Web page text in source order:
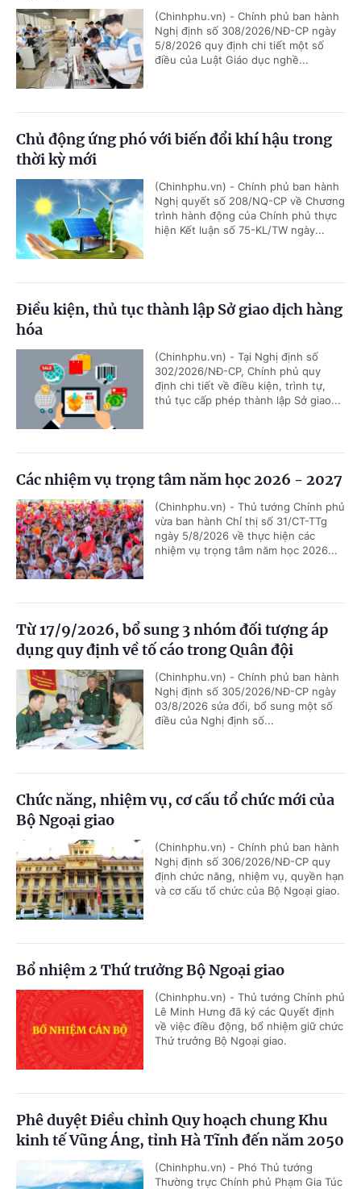
(Chinhphu.vn) - Chính phủ ban hành
Nghị định số 308/2026/NĐ-CP ngày
5/8/2026 quy định chi tiết một số
điều của Luật Giáo dục nghề...
Chủ động ứng phó với biến đổi khí hậu trong
thời kỳ mới
(Chinhphu.vn) - Chính phủ ban hành
Nghị quyết số 208/NQ-CP về Chương
trình hành động của Chính phủ thực
hiện Kết luận số 75-KL/TW ngày...
Điều kiện, thủ tục thành lập Sở giao dịch hàng
hóa
(Chinhphu.vn) - Tại Nghị định số
302/2026/NĐ-CP, Chính phủ quy
định chi tiết về điều kiện, trình tự,
thủ tục cấp phép thành lập Sở giao...
Các nhiệm vụ trọng tâm năm học 2026 - 2027
(Chinhphu.vn) - Thủ tướng Chính phủ
vừa ban hành Chỉ thị số 31/CT-TTg
ngày 5/8/2026 về thực hiện các
nhiệm vụ trọng tâm năm học 2026...
Từ 17/9/2026, bổ sung 3 nhóm đối tượng áp
dụng quy định về tố cáo trong Quân đội
(Chinhphu.vn) - Chính phủ ban hành
Nghị định số 305/2026/NĐ-CP ngày
03/8/2026 sửa đổi, bổ sung một số
điều của Nghị định số...
Chức năng, nhiệm vụ, cơ cấu tổ chức mới của
Bộ Ngoại giao
(Chinhphu.vn) - Chính phủ ban hành
Nghị định số 306/2026/NĐ-CP quy
định chức năng, nhiệm vụ, quyền hạn
và cơ cấu tổ chức của Bộ Ngoại giao.
Bổ nhiệm 2 Thứ trưởng Bộ Ngoại giao
(Chinhphu.vn) - Thủ tướng Chính phủ
Lê Minh Hưng đã ký các Quyết định
về việc điều động, bổ nhiệm giữ chức
Thứ trưởng Bộ Ngoại giao.
Phê duyệt Điều chỉnh Quy hoạch chung Khu
kinh tế Vũng Áng, tỉnh Hà Tĩnh đến năm 2050
(Chinhphu.vn) - Phó Thủ tướng
Thường trực Chính phủ Phạm Gia Túc